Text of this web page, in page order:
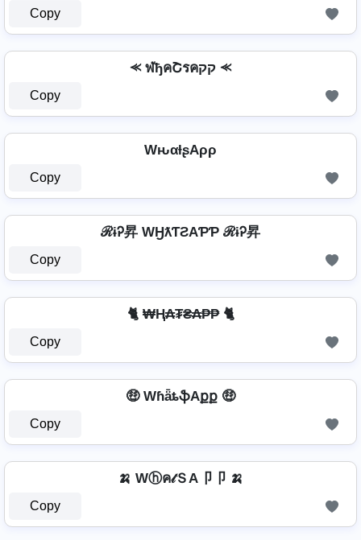
Copy
⪻ ฬђคՇรคקק ⪻
Copy
WԋαƚʂAρρ
Copy
ℛɨᎮ昇 WӇƛƬƧAƤƤ ℛɨᎮ昇
Copy
🐈 ₩Ⱨ₳₮₴₳₱₱ 🐈
Copy
🤑 WɦǟȶֆAքք 🤑
Copy
🍌 Wⓗค𝓉ＳA卩卩 🍌
Copy